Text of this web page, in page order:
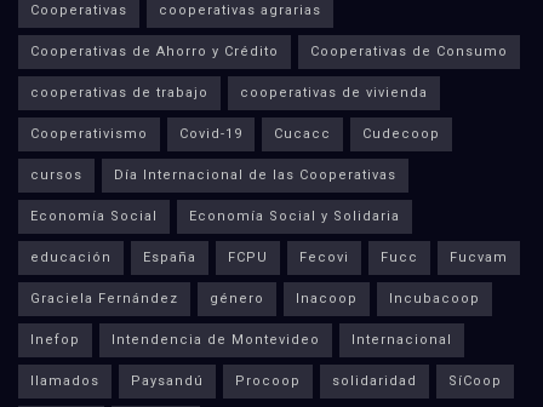
Cooperativas cooperativas agrarias
Cooperativas de Ahorro y Crédito Cooperativas de Consumo
cooperativas de trabajo cooperativas de vivienda
Cooperativismo Covid-19 Cucacc Cudecoop
cursos Día Internacional de las Cooperativas
Economía Social Economía Social y Solidaria
educación España FCPU Fecovi Fucc Fucvam
Graciela Fernández género Inacoop Incubacoop
Inefop Intendencia de Montevideo Internacional
llamados Paysandú Procoop solidaridad SíCoop